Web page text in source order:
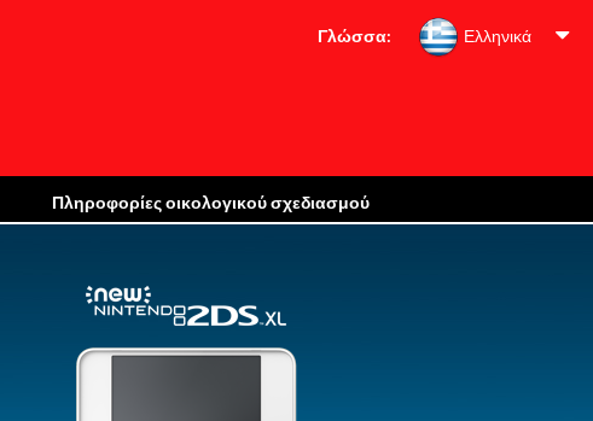
Γλώσσα: Ελληνικά
Πληροφορίες οικολογικού σχεδιασμού